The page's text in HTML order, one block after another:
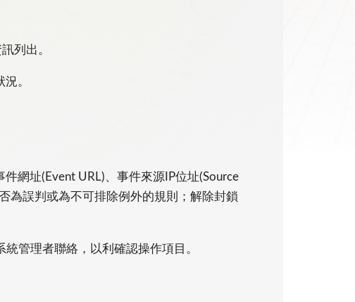
列出。
。
網址(Event URL)、事件來源IP位址(Source
為誤判或為不可排除例外的規則；解除封鎖
管理者聯絡，以利確認操作項目。